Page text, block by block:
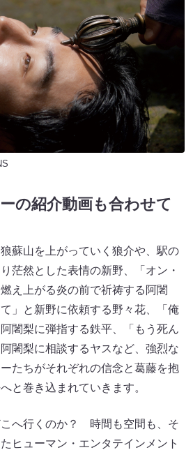
の紹介動画も合わせて
蘇山を上がっていく狼介や、駅の
茫然とした表情の新野、「オン・
え上がる炎の前で祈祷する阿闍
」と新野に依頼する野々花、「俺
闍梨に弾指する鉄平、「もう死ん
闍梨に相談するヤスなど、強烈な
たちがそれぞれの信念と葛藤を抱
と巻き込まれていきます。
こへ行くのか？ 時間も空間も、そ
ヒューマン・エンタテインメント